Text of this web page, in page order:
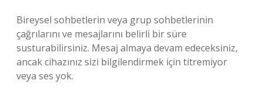
Bireysel sohbetlerin veya grup sohbetlerinin
çağrılarını ve mesajlarını belirli bir süre
susturabilirsiniz. Mesaj almaya devam edeceksiniz,
ancak cihazınız sizi bilgilendirmek için titremiyor
veya ses yok.